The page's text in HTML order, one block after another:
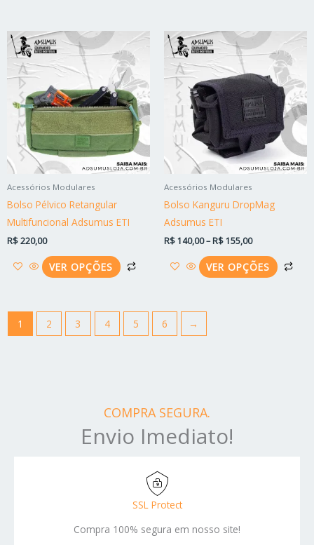
Acessórios Modulares
Bolso Pélvico Retangular
Multifuncional Adsumus ETI
R$220,00
VER OPÇÕES
Este
produto
várias
variantes.
As
opções
podem
produto
Acessórios Modulares
Bolso Kanguru DropMag
Adsumus ETI
R$140,00– R$155,00
Faixa
de
preço:
R$ 140,00
através
R$ 155,00
VER OPÇÕES
Este
As
1 2 3 4 5 6 →
COMPRA SEGURA.
Envio Imediato!
SSL Protect
Compra 100% segura em nosso site!